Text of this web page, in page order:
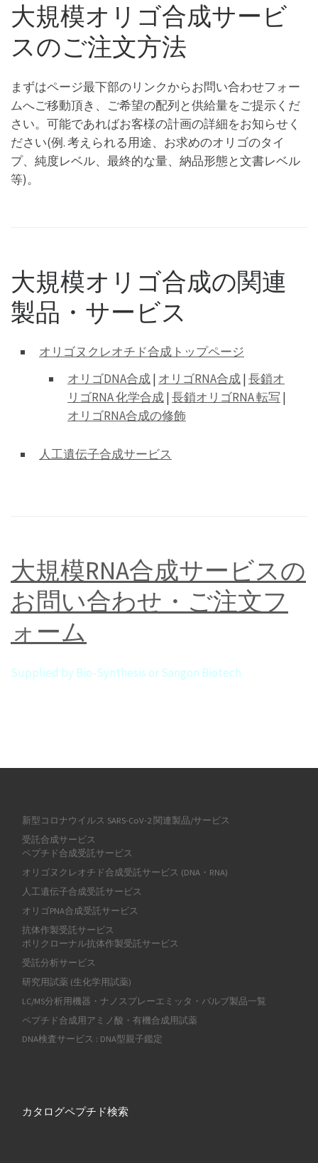
大規模オリゴ合成サービ
スのご注文方法
まずはページ最下部のリンクからお問い合わせフォー
ムへご移動頂き、ご希望の配列と供給量をご提示くだ
さい。可能であればお客様の計画の詳細をお知らせく
ださい(例. 考えられる用途、お求めのオリゴのタイ
プ、純度レベル、最終的な量、納品形態と文書レベル
等)。
大規模オリゴ合成の関連
製品・サービス
オリゴヌクレオチド合成トップページ
オリゴDNA合成| オリゴRNA合成|長鎖オ
リゴRNA 化学合成|長鎖オリゴRNA 転写 |
オリゴRNA合成の修飾
人工遺伝子合成サービス
大規模RNA合成サービスの
お問い合わせ・ご注文フ
ォーム
Supplied by Bio-Synthesis or Sangon Biotech
新型コロナウイルス SARS-CoV-2 関連製品/サービス
受託合成サービス
ペプチド合成受託サービス
オリゴヌクレオチド合成受託サービス (DNA・RNA)
人工遺伝子合成受託サービス
オリゴPNA合成受託サービス
抗体作製受託サービス
ポリクローナル抗体作製受託サービス
受託分析サービス
研究用試薬 (生化学用試薬)
LC/MS分析用機器・ナノスプレーエミッタ・バルブ製品一覧
ペプチド合成用アミノ酸・有機合成用試薬
DNA検査サービス : DNA型親子鑑定
カタログペプチド検索